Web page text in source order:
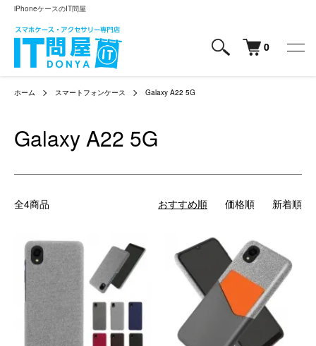
iPhoneケースのIT問屋
0
ホーム スマートフォンケース Galaxy A22 5G
Galaxy A22 5G
全4商品 おすすめ順 価格順 新着順